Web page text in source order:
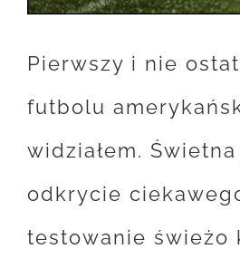
Pierwszy i nie
futbolu
widziałem.
odkrycie
testowanie świeżo